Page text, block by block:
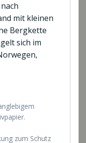
mit kleinen
Bergkette
sich im
zum Schutz